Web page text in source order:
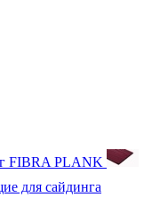
FIBRA PLANK
для сайдинга